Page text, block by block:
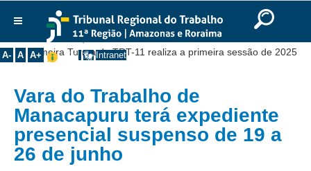
Ir para o rodapé
English
Português Español
A- A A+ Intranet
Institucional
Presidência
Corregedoria
Composição
Desembargadores
Você está aqui:Início >> Notícias >>
Primeira Turma do TRT-11 realiza a primeira sessão de 2025
Vara do Trabalho de
Manacapuru terá expediente
presencial suspenso de 19 a
26 de junho